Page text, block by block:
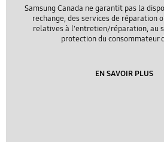
Samsung Canada ne garantit pas la
rechange, des services de réparation
relatives à l'entretien/réparation, au
protection du consommateur
EN SAVOIR PLUS